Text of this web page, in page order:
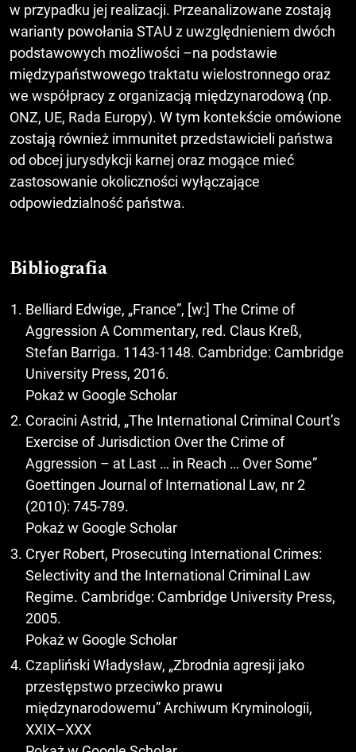
w przypadku jej realizacji. Przeanalizowane zostają
warianty powołania STAU z uwzględnieniem dwóch
podstawowych możliwości –na podstawie
międzypaństwowego traktatu wielostronnego oraz
we współpracy z organizacją międzynarodową (np.
ONZ, UE, Rada Europy). W tym kontekście omówione
zostają również immunitet przedstawicieli państwa
od obcej jurysdykcji karnej oraz mogące mieć
zastosowanie okoliczności wyłączające
odpowiedzialność państwa.
Bibliografia
Belliard Edwige, „France”, [w:] The Crime of
Aggression A Commentary, red. Claus Kreß,
Stefan Barriga. 1143-1148. Cambridge: Cambridge
University Press, 2016.
Pokaż w Google Scholar
Coracini Astrid, „The International Criminal Court’s
Exercise of Jurisdiction Over the Crime of
Aggression – at Last … in Reach … Over Some”
Goettingen Journal of International Law, nr 2
(2010): 745-789.
Pokaż w Google Scholar
Cryer Robert, Prosecuting International Crimes:
Selectivity and the International Criminal Law
Regime. Cambridge: Cambridge University Press,
2005.
Pokaż w Google Scholar
Czapliński Władysław, „Zbrodnia agresji jako
przestępstwo przeciwko prawu
międzynarodowemu” Archiwum Kryminologii,
XXIX–XXX